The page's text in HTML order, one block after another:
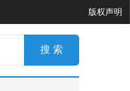
版权声明